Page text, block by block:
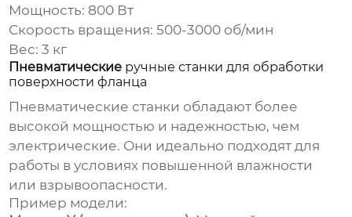
Мощность: 800 Вт
Скорость вращения: 500-3000 об/мин
Вес: 3 кг
Пневматические ручные станки для обработки
поверхности фланца
Пневматические станки обладают более
высокой мощностью и надежностью, чем
электрические. Они идеально подходят для
работы в условиях повышенной влажности
или взрывоопасности.
Пример модели: